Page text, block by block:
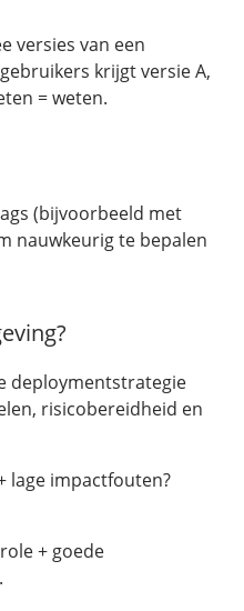
versies van een
krijgt versie A,
= weten.
(bijvoorbeeld met
nauwkeurig te bepalen
deploymentstrategie
risicobereidheid en
impactfouten?
+ goede